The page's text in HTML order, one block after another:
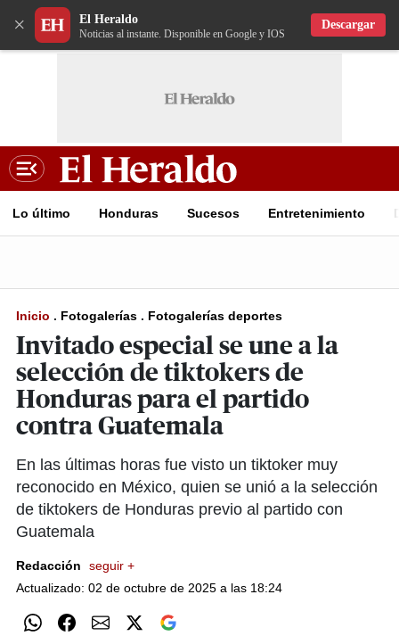
× El Heraldo
Noticias al instante. Disponible en Google y IOS
Descargar
Lo último Honduras Sucesos Entretenimiento
Inicio . Fotogalerías . Fotogalerías deportes
Invitado especial se une a la
selección de tiktokers de
Honduras para el partido
contra Guatemala
En las últimas horas fue visto un tiktoker muy
reconocido en México, quien se unió a la selección
de tiktokers de Honduras previo al partido con
Guatemala
Redacción
seguir +
Actualizado: 02 de octubre de 2025 a las 18:24